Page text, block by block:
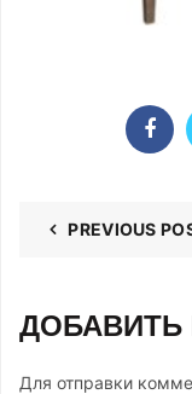
PREVIOUS
ДОБАВИТЬ
Для отправки